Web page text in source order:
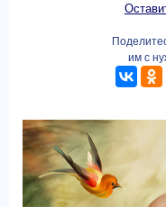
им с